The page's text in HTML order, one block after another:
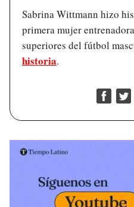
Sabrina Wittmann hizo
primera mujer
superiores del fútbol
historia.